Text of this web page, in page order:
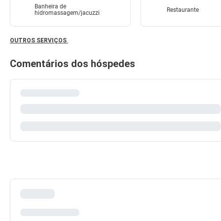
Banheira de
hidromassagem/jacuzzi
Restaurante
OUTROS SERVIÇOS
Comentários dos hóspedes